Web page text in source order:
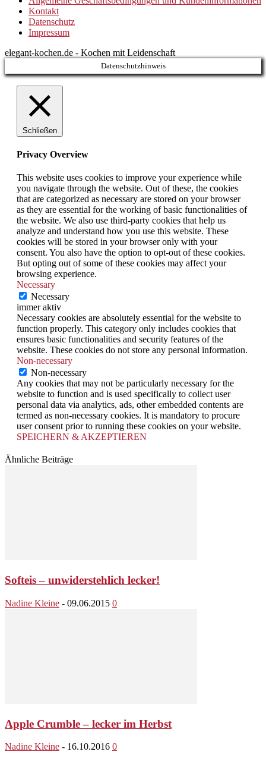
Kontakt
Datenschutz
Impressum
elegant-kochen.de - Kochen mit Leidenschaft
Datenschutzhinweis
Schließen
Privacy Overview
This website uses cookies to improve your experience while
you navigate through the website. Out of these, the cookies
that are categorized as necessary are stored on your browser
as they are essential for the working of basic functionalities of
the website. We also use third-party cookies that help us
analyze and understand how you use this website. These
cookies will be stored in your browser only with your
consent. You also have the option to opt-out of these cookies.
But opting out of some of these cookies may affect your
browsing experience.
Necessary
Necessary
immer aktiv
Necessary cookies are absolutely essential for the website to
function properly. This category only includes cookies that
ensures basic functionalities and security features of the
website. These cookies do not store any personal information.
Non-necessary
Non-necessary
Any cookies that may not be particularly necessary for the
website to function and is used specifically to collect user
personal data via analytics, ads, other embedded contents are
termed as non-necessary cookies. It is mandatory to procure
user consent prior to running these cookies on your website.
SPEICHERN & AKZEPTIEREN
Ähnliche Beiträge
Softeis – unwiderstehlich lecker!
Nadine Kleine - 09.06.2015 0
Apple Crumble – lecker im Herbst
Nadine Kleine - 16.10.2016 0